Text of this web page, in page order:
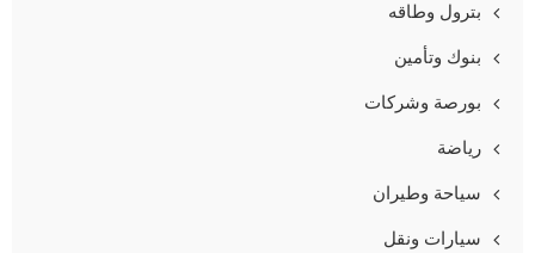
بترول وطاقه
بنوك وتأمين
بورصة وشركات
رياضة
سياحة وطيران
سيارات ونقل